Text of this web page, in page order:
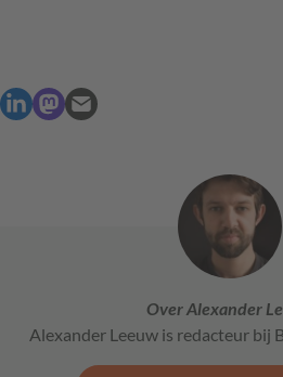
Over Alexander
Alexander Leeuw is redacteur bij